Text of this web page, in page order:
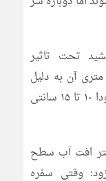
تحت تاثیر
فرونشست قرار ندارد اما در فاصله ۳۰۰ متری آن به دلیل
قرار گرفتن در سینه کوه، فرونشست حدودا ۱۰ تا ۱۵ سانتی
متر افت آب سطح
وقتی سفره